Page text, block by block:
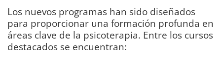
Los nuevos programas han sido diseñados
para proporcionar una formación profunda en
áreas clave de la psicoterapia. Entre los cursos
destacados se encuentran: